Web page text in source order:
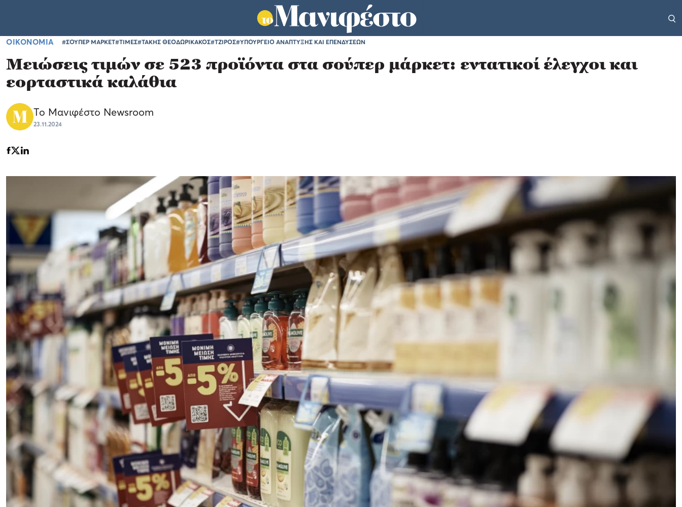
ΟΙΚΟΝΟΜΙΑ #ΣΟΥΠΕΡ ΜΑΡΚΕΤ#ΤΙΜΕΣ#ΤΑΚΗΣ ΘΕΟΔΩΡΙΚΑΚΟΣ#ΤΖΙΡΟΣ#ΥΠΟΥΡΓΕΙΟ ΑΝΑΠΤΥΞΗΣ ΚΑΙ ΕΠΕΝΔΥΣΕΩΝ
Μειώσεις τιμών σε 523 προϊόντα στα σούπερ μάρκετ: εντατικοί έλεγχοι και
εορταστικά καλάθια
Το Μανιφέστο Newsroom
23.11.2024